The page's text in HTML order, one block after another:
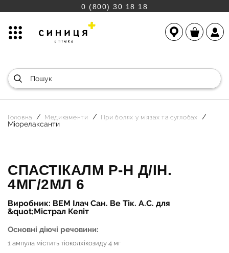
0 (800) 30 18 18
Головна Медикаменти При болях у м`язах та суглобах
Міорелаксанти
СПАСТІКАЛМ Р-Н Д/ІН.
4МГ/2МЛ 6
Виробник: ВЕМ Ілач Сан. Ве Тік. А.С. для
&quot;Містрал Кепіт
Основні діючі речовини:
1 ампула містить тіоколхікозиду 4 мг